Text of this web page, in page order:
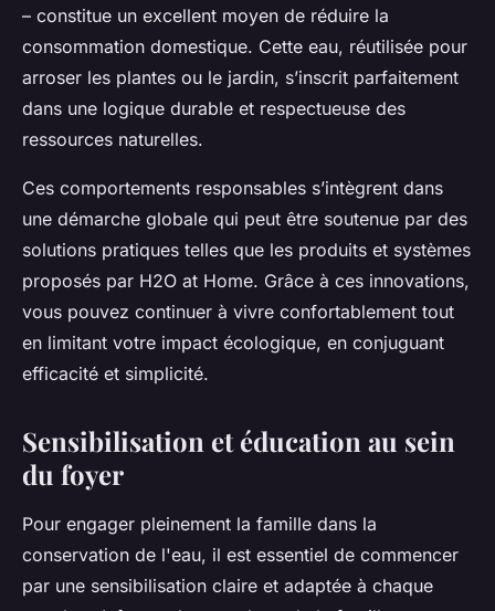
– constitue un excellent moyen de réduire la
consommation domestique. Cette eau, réutilisée pour
arroser les plantes ou le jardin, s’inscrit parfaitement
dans une logique durable et respectueuse des
ressources naturelles.
Ces comportements responsables s’intègrent dans
une démarche globale qui peut être soutenue par des
solutions pratiques telles que les produits et systèmes
proposés par H2O at Home. Grâce à ces innovations,
vous pouvez continuer à vivre confortablement tout
en limitant votre impact écologique, en conjuguant
efficacité et simplicité.
Sensibilisation et éducation au sein
du foyer
Pour engager pleinement la famille dans la
conservation de l'eau, il est essentiel de commencer
par une sensibilisation claire et adaptée à chaque